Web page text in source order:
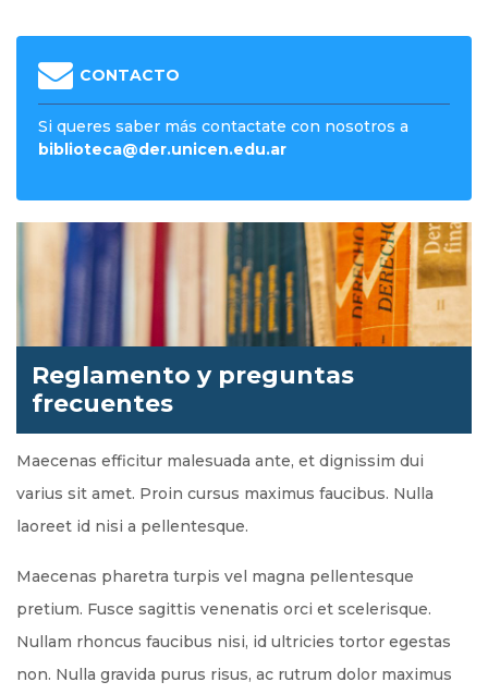
CONTACTO
Si queres saber más contactate con nosotros a
biblioteca@der.unicen.edu.ar
Reglamento y preguntas
frecuentes
Maecenas efficitur malesuada ante, et dignissim dui
varius sit amet. Proin cursus maximus faucibus. Nulla
laoreet id nisi a pellentesque.
Maecenas pharetra turpis vel magna pellentesque
pretium. Fusce sagittis venenatis orci et scelerisque.
Nullam rhoncus faucibus nisi, id ultricies tortor egestas
non. Nulla gravida purus risus, ac rutrum dolor maximus